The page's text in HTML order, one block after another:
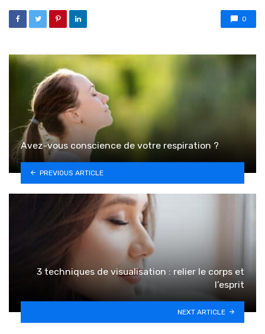
0
Avez-vous conscience de votre respiration ?
PREVIOUS ARTICLE
3 techniques de visualisation : relier le corps et
l’esprit
NEXT ARTICLE